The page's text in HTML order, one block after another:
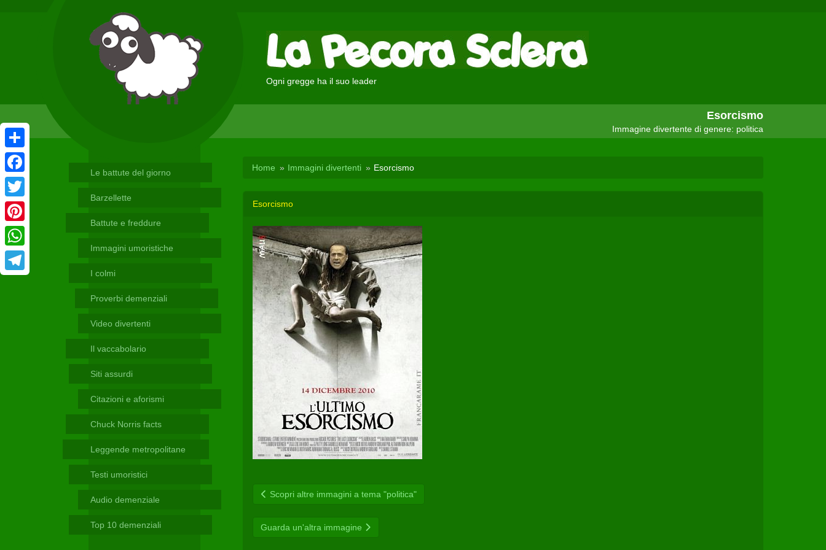
Ogni gregge ha il suo leader
Esorcismo
Immagine divertente di genere: politica
Le battute del giorno
Barzellette
Battute e freddure
Immagini umoristiche
I colmi
Proverbi demenziali
Video divertenti
Il vaccabolario
Siti assurdi
Citazioni e aforismi
Chuck Norris facts
Leggende metropolitane
Testi umoristici
Audio demenziale
Top 10 demenziali
Home Immagini divertenti Esorcismo
Esorcismo
Scopri altre immagini a tema "politica"
Guarda un'altra immagine
Condividi
Facebook
Twitter
Pinterest
WhatsApp